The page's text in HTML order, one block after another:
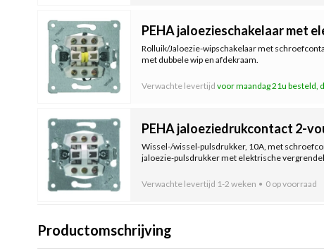
PEHA jaloezieschakelaar met
Rolluik/Jaloezie-wipschakelaar met
met dubbele wip en afdekraam.
Verwachte levertijd voor maandag 21u besteld,
PEHA jaloeziedrukcontact 2-
Wissel-/wissel-pulsdrukker, 10A, met
jaloezie-pulsdrukker met elektrische
Verwachte levertijd 1-2 weken 0 op voorraad
Productomschrijving